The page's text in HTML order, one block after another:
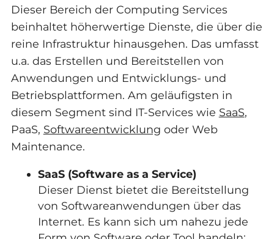
Dieser Bereich der Computing Services
beinhaltet höherwertige Dienste, die über die
reine Infrastruktur hinausgehen. Das umfasst
u.a. das Erstellen und Bereitstellen von
Anwendungen und Entwicklungs- und
Betriebsplattformen. Am geläufigsten in
diesem Segment sind IT-Services wie SaaS,
PaaS, Softwareentwicklung oder Web
Maintenance.
SaaS (Software as a Service)
Dieser Dienst bietet die Bereitstellung
von Softwareanwendungen über das
Internet. Es kann sich um nahezu jede